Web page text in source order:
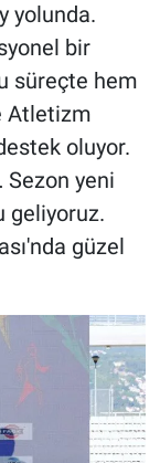
yolunda.
bir
süreçte hem
Atletizm
oluyor.
yeni
geliyoruz.
güzel